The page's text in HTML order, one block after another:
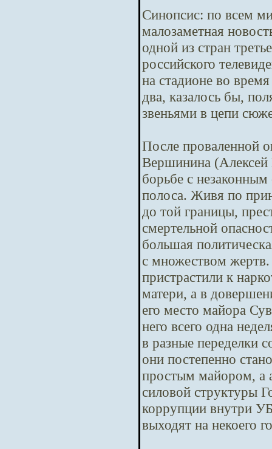
Синопсис: по всем
малозаметная
одной из стран
российского
на стадионе во
два, казалось бы,
звеньями в цепи
После проваленной
Вершинина (Алексей
борьбе с
полоса. Живя по
до той границы,
смертельной
большая
с множеством
пристрастили к
матери, а в
его место майора
него всего одна
в разные переделки
они постепенно
простым майором, а
силовой структуры
коррупции внутри
выходят на некоего